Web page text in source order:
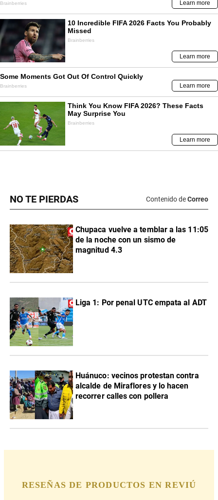
NO TE PIERDAS Contenido deCorreo
Chupaca vuelve a temblar a las 11:05
de la noche con un sismo de
magnitud 4.3
Liga 1: Por penal UTC empata al ADT
Huánuco: vecinos protestan contra
alcalde de Miraflores y lo hacen
recorrer calles con pollera